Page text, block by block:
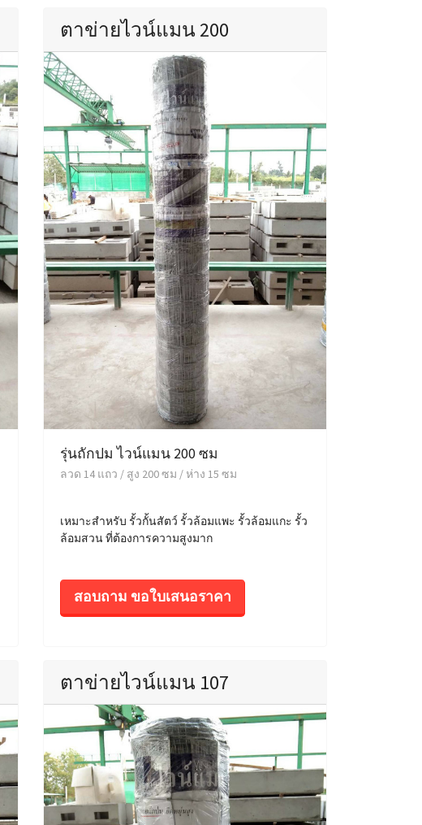
ตาข่ายไวน์แมน 200
รุ่นถักปม ไวน์แมน 200 ซม
ลวด 14 แถว / สูง 200 ซม / ห่าง 15 ซม
เหมาะสำหรับ รั้วกั้นสัตว์ รั้วล้อมแพะ รั้วล้อมแกะ รั้ว
ล้อมสวน ที่ต้องการความสูงมาก
สอบถาม ขอใบเสนอราคา
ตาข่ายไวน์แมน 107